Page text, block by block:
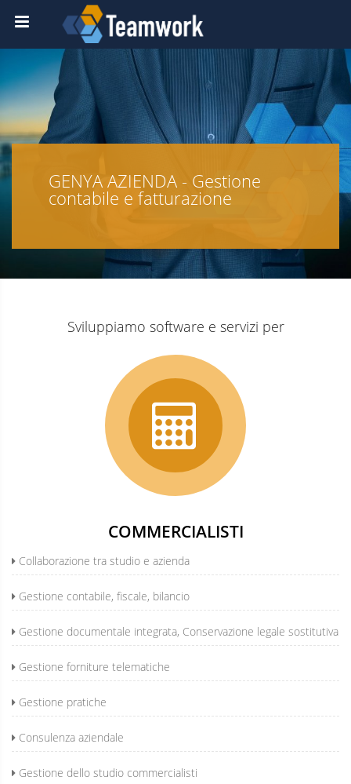
GENYA AZIENDA - Gestione
contabile e fatturazione
Sviluppiamo software e servizi per
COMMERCIALISTI
Collaborazione tra studio e azienda
Gestione contabile, fiscale, bilancio
Gestione documentale integrata, Conservazione legale sostitutiva
Gestione forniture telematiche
Gestione pratiche
Consulenza aziendale
Gestione dello studio commercialisti